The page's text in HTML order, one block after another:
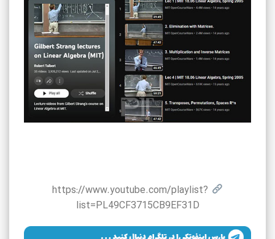
https://www.youtube.com/playlist?
list=PL49CF3715CB9EF31D